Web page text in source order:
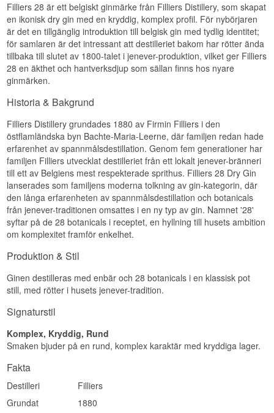
Filliers 28 är ett belgiskt ginmärke från Filliers Distillery, som skapat
en ikonisk dry gin med en kryddig, komplex profil. För nybörjaren
är det en tillgänglig introduktion till belgisk gin med tydlig identitet;
för samlaren är det intressant att destilleriet bakom har rötter ända
tillbaka till slutet av 1800-talet i jenever-produktion, vilket ger Filliers
28 en äkthet och hantverksdjup som sällan finns hos nyare
ginmärken.
Historia & Bakgrund
Filliers Distillery grundades 1880 av Firmin Filliers i den
östflamländska byn Bachte-Maria-Leerne, där familjen redan hade
erfarenhet av spannmålsdestillation. Genom fem generationer har
familjen Filliers utvecklat destilleriet från ett lokalt jenever-bränneri
till ett av Belgiens mest respekterade sprithus. Filliers 28 Dry Gin
lanserades som familjens moderna tolkning av gin-kategorin, där
den långa erfarenheten av spannmålsdestillation och botanicals
från jenever-traditionen omsattes i en ny typ av gin. Namnet '28'
syftar på de 28 botanicals i receptet, en hyllning till husets ambition
om komplexitet framför enkelhet.
Produktion & Stil
Ginen destilleras med enbär och 28 botanicals i en klassisk pot
still, med rötter i husets jenever-tradition.
Signaturstil
Komplex, Kryddig, Rund
Smaken bjuder på en rund, komplex karaktär med kryddiga lager.
Fakta
Destilleri
Filliers
Grundat
1880